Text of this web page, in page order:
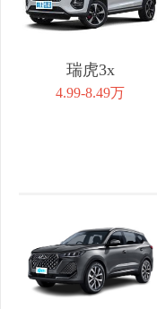
瑞虎3x
4.99-8.49万